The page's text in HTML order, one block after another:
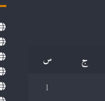
ج
س
1